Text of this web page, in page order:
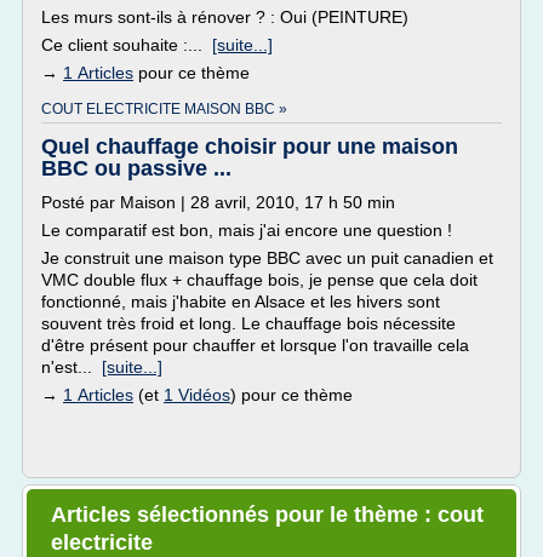
Les murs sont-ils à rénover ? : Oui (PEINTURE)
Ce client souhaite :... [suite...]
→ 1 Articles pour ce thème
COUT ELECTRICITE MAISON BBC »
Quel chauffage choisir pour une maison
BBC ou passive ...
Posté par Maison | 28 avril, 2010, 17 h 50 min
Le comparatif est bon, mais j'ai encore une question !
Je construit une maison type BBC avec un puit canadien et
VMC double flux + chauffage bois, je pense que cela doit
fonctionné, mais j'habite en Alsace et les hivers sont
souvent très froid et long. Le chauffage bois nécessite
d'être présent pour chauffer et lorsque l'on travaille cela
n'est... [suite...]
→ 1 Articles (et 1 Vidéos) pour ce thème
Articles sélectionnés pour le thème : cout
electricite